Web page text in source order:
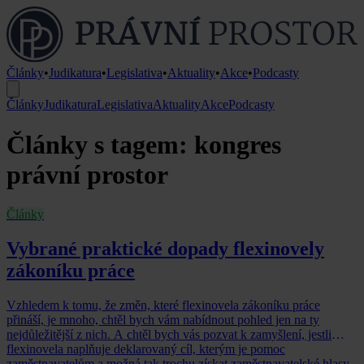
Články•Judikatura•Legislativa•Aktuality•Akce•Podcasty
ČlánkyJudikaturaLegislativaAktualityAkcePodcasty
Články s tagem: kongres
právní prostor
Články
Vybrané praktické dopady flexinovely
zákoníku práce
Vzhledem k tomu, že změn, které flexinovela zákoníku práce
přináší, je mnoho, chtěl bych vám nabídnout pohled jen na ty
nejdůležitější z nich. A chtěl bych vás pozvat k zamyšlení, jestli
flexinovela naplňuje deklarovaný cíl, kterým je pomoc